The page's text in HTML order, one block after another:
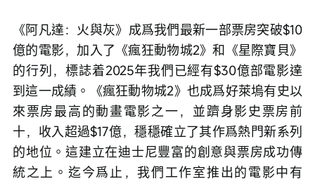
《阿凡達：火與灰》成爲我們最新一部票房突破$10
億的電影，加入了《瘋狂動物城2》和《星際寶貝》
的行列，標誌着2025年我們已經有$30億部電影達
到這一成績。《瘋狂動物城2》也成爲好萊塢有史以
來票房最高的動畫電影之一，並躋身影史票房前
十，收入超過$17億，穩穩確立了其作爲熱門新系列
的地位。這建立在迪士尼豐富的創意與票房成功傳
統之上。迄今爲止，我們工作室推出的電影中有